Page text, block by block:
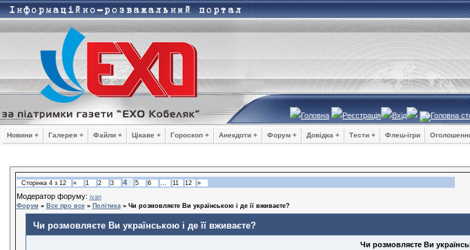
Головна Реєстрація Вхід
Новини + Галерея + Файли + Цікаве + Гороскоп + Анекдоти + Форум + Довідка + Тести + Флеш-ігри
Сторінка 4з 12 « 1 2 3 4 5 6 … 11 12 »
Модератор форуму: ivan
Форум » Все про все » Політика » Чи розмовляєте Ви українською і де її вживаєте?
Чи розмовляєте Ви українською і де її вживаєте?
Чи розмовляєте Ви